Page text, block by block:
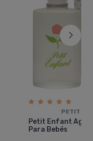
PETIT
Petit Enfant Agua
Para Bebés